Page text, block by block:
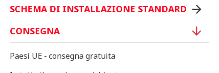
SCHEMA DI INSTALLAZIONE STANDARD
CONSEGNA
Paesi UE - consegna gratuita